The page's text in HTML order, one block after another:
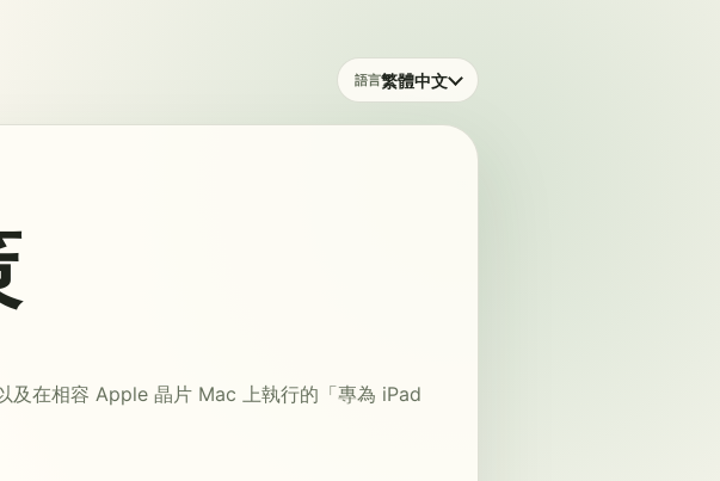
語言繁體中文
在相容 Apple 晶片 Mac 上執行的「專為 iPad